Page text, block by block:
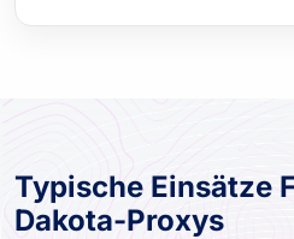
Typische Einsätze
Dakota-Proxys